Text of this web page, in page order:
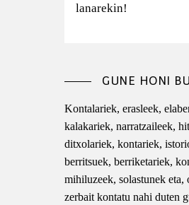
lanarekin!
GUNE HONI
Kontalariek, erasleek,
kalakariek, narratzaileek,
ditxolariek, kontariek,
berritsuek, berriketariek,
mihiluzeek, solastunek eta,
zerbait kontatu nahi duten